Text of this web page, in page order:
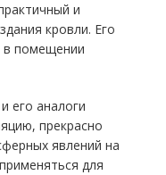
и
кровли. Его
в помещении
его аналоги
прекрасно
явлений на
для